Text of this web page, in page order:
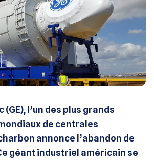
l’un des plus grands
de centrales
annonce l’abandon de
géant industriel américain se